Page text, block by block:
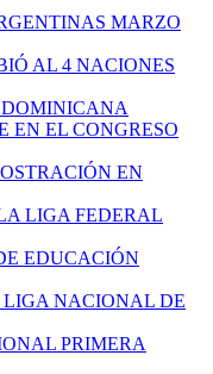
MARZO
AL 4 NACIONES
EN EL CONGRESO
EN
LIGA FEDERAL
EDUCACIÓN
LIGA NACIONAL DE
PRIMERA